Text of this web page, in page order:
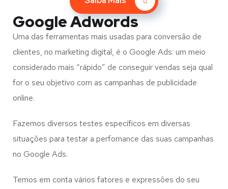
Google Adwords
Uma das ferramentas mais usadas para conversão de
clientes, no marketing digital, é o Google Ads: um meio
considerado mais “rápido” de conseguir vendas seja qual
for o seu objetivo com as campanhas de publicidade
online.
Fazemos diversos testes específicos em diversas
situações para testar a perfomance das suas campanhas
no Google Ads.
Temos em conta vários fatores e expressões do seu